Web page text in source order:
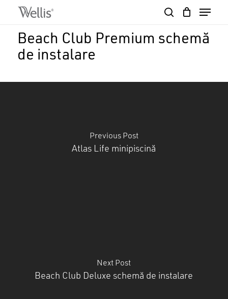
content
Menu
Beach Club Premium schemă
de instalare
Previous Post
Atlas Life minipiscină
Next Post
Beach Club Deluxe schemă de instalare
Close
Menu